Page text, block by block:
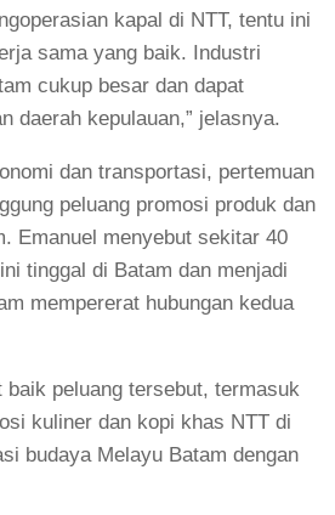
kapal di NTT, tentu ini
sama yang baik. Industri
cukup besar dan dapat
daerah kepulauan,” jelasnya.
dan transportasi, pertemuan
peluang promosi produk dan
Emanuel menyebut sekitar 40
tinggal di Batam dan menjadi
mempererat hubungan kedua
baik peluang tersebut, termasuk
kuliner dan kopi khas NTT di
budaya Melayu Batam dengan